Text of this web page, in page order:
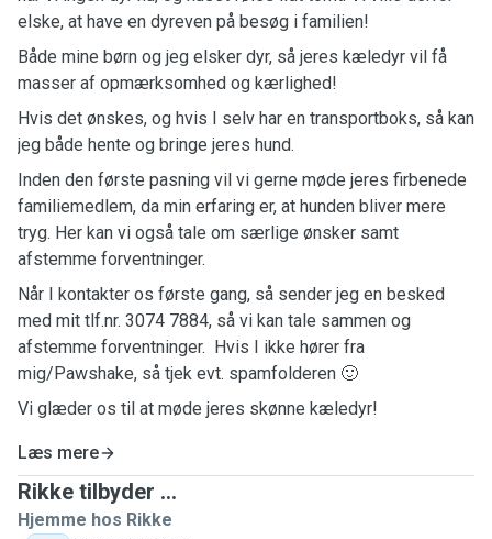
elske, at have en dyreven på besøg i familien!
Både mine børn og jeg elsker dyr, så jeres kæledyr vil få
masser af opmærksomhed og kærlighed!
Hvis det ønskes, og hvis I selv har en transportboks, så kan
jeg både hente og bringe jeres hund.
Inden den første pasning vil vi gerne møde jeres firbenede
familiemedlem, da min erfaring er, at hunden bliver mere
tryg. Her kan vi også tale om særlige ønsker samt
afstemme forventninger.
Når I kontakter os første gang, så sender jeg en besked
med mit tlf.nr. 3074 7884, så vi kan tale sammen og
afstemme forventninger. Hvis I ikke hører fra
mig/Pawshake, så tjek evt. spamfolderen 🙂
Vi glæder os til at møde jeres skønne kæledyr!
Læs mere
Rikke tilbyder ...
Hjemme hos Rikke